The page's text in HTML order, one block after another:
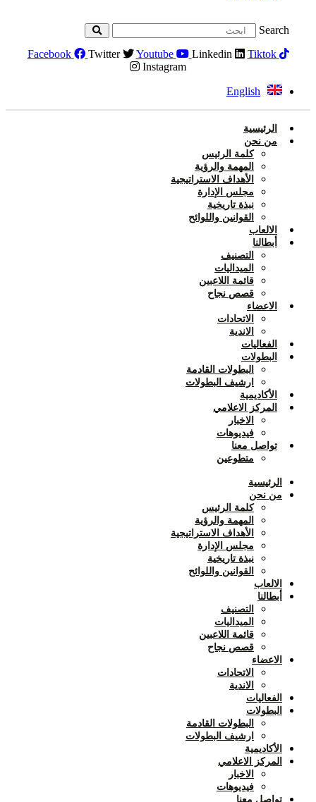
Search
Facebook
Twitter Youtube Linkedin
Tiktok
Instagram
English
الرئيسية
من نحن
كلمة الرئيس
المهمة والرؤية
الأهداف الاستراتيجية
مجلس الإدارة
نبذة تاريخية
القوانين واللوائح
الالعاب
أبطالنا
التصنيف
الميداليات
قائمة اللاعبين
قصص نجاح
الاعضاء
الاتحادات
الاندية
الفعاليات
البطولات
البطولات القادمة
ارشيف البطولات
الأكاديمية
المركز الاعلامي
الاخبار
فيديوهات
تواصل معنا
متطوعين
الرئيسية
من نحن
كلمة الرئيس
المهمة والرؤية
الأهداف الاستراتيجية
مجلس الإدارة
نبذة تاريخية
القوانين واللوائح
الالعاب
أبطالنا
التصنيف
الميداليات
قائمة اللاعبين
قصص نجاح
الاعضاء
الاتحادات
الاندية
الفعاليات
البطولات
البطولات القادمة
ارشيف البطولات
الأكاديمية
المركز الاعلامي
الاخبار
فيديوهات
تواصل معنا